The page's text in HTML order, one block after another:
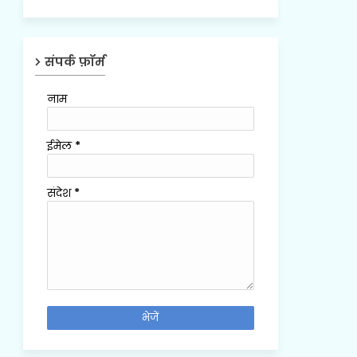
संपर्क फ़ॉर्म
नाम
ईमेल *
संदेश *